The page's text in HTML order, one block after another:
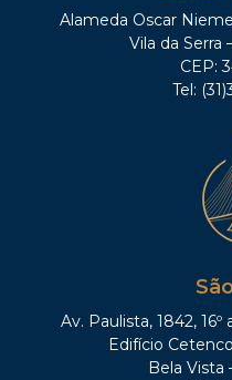
Alameda Oscar
Vila da Serra
CEP:
Tel:
Av. Paulista, 1842,
Edifício
Bela Vista